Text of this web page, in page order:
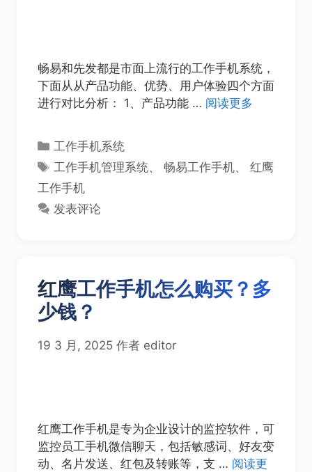
畅易和先发都是市面上流行的工作手机系统，
下面从从产品功能、优势、用户体验四个方面
进行对比分析： 1、产品功能 … 阅读更多
分
类
工作手机系统
标
签
工作手机管理系统、 畅易工作手机、红鹰
工作手机
发表评论
红鹰工作手机怎么购买？多
少钱？
19 3 月, 2025 作者 editor
红鹰工作手机是专为企业设计的监控软件，可
监控员工手机微信聊天，包括敏感词、好友变
动、名片发送、红包及转账等，支 … 阅读更